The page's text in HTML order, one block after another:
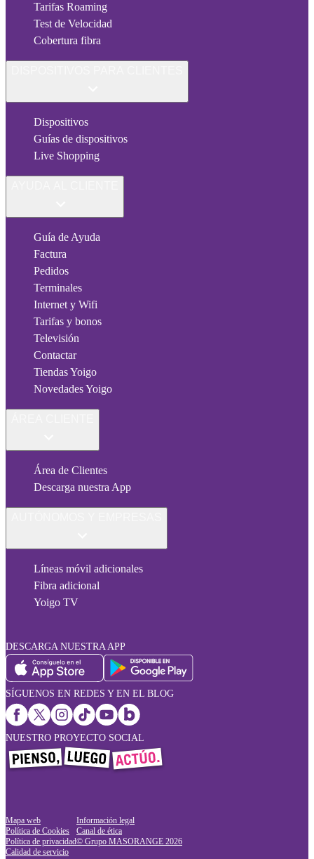
Tarifas Roaming
Test de Velocidad
Cobertura fibra
Dispositivos
Guías de dispositivos
Live Shopping
Guía de Ayuda
Factura
Pedidos
Terminales
Internet y Wifi
Tarifas y bonos
Televisión
Contactar
Tiendas Yoigo
Novedades Yoigo
Área de Clientes
Descarga nuestra App
Líneas móvil adicionales
Fibra adicional
Yoigo TV
DESCARGA NUESTRA APP
SÍGUENOS EN REDES Y EN EL BLOG
NUESTRO PROYECTO SOCIAL
Mapa web
Política de Cookies
Política de privacidad
Calidad de servicio
Información legal
Canal de ética
© Grupo MASORANGE 2026